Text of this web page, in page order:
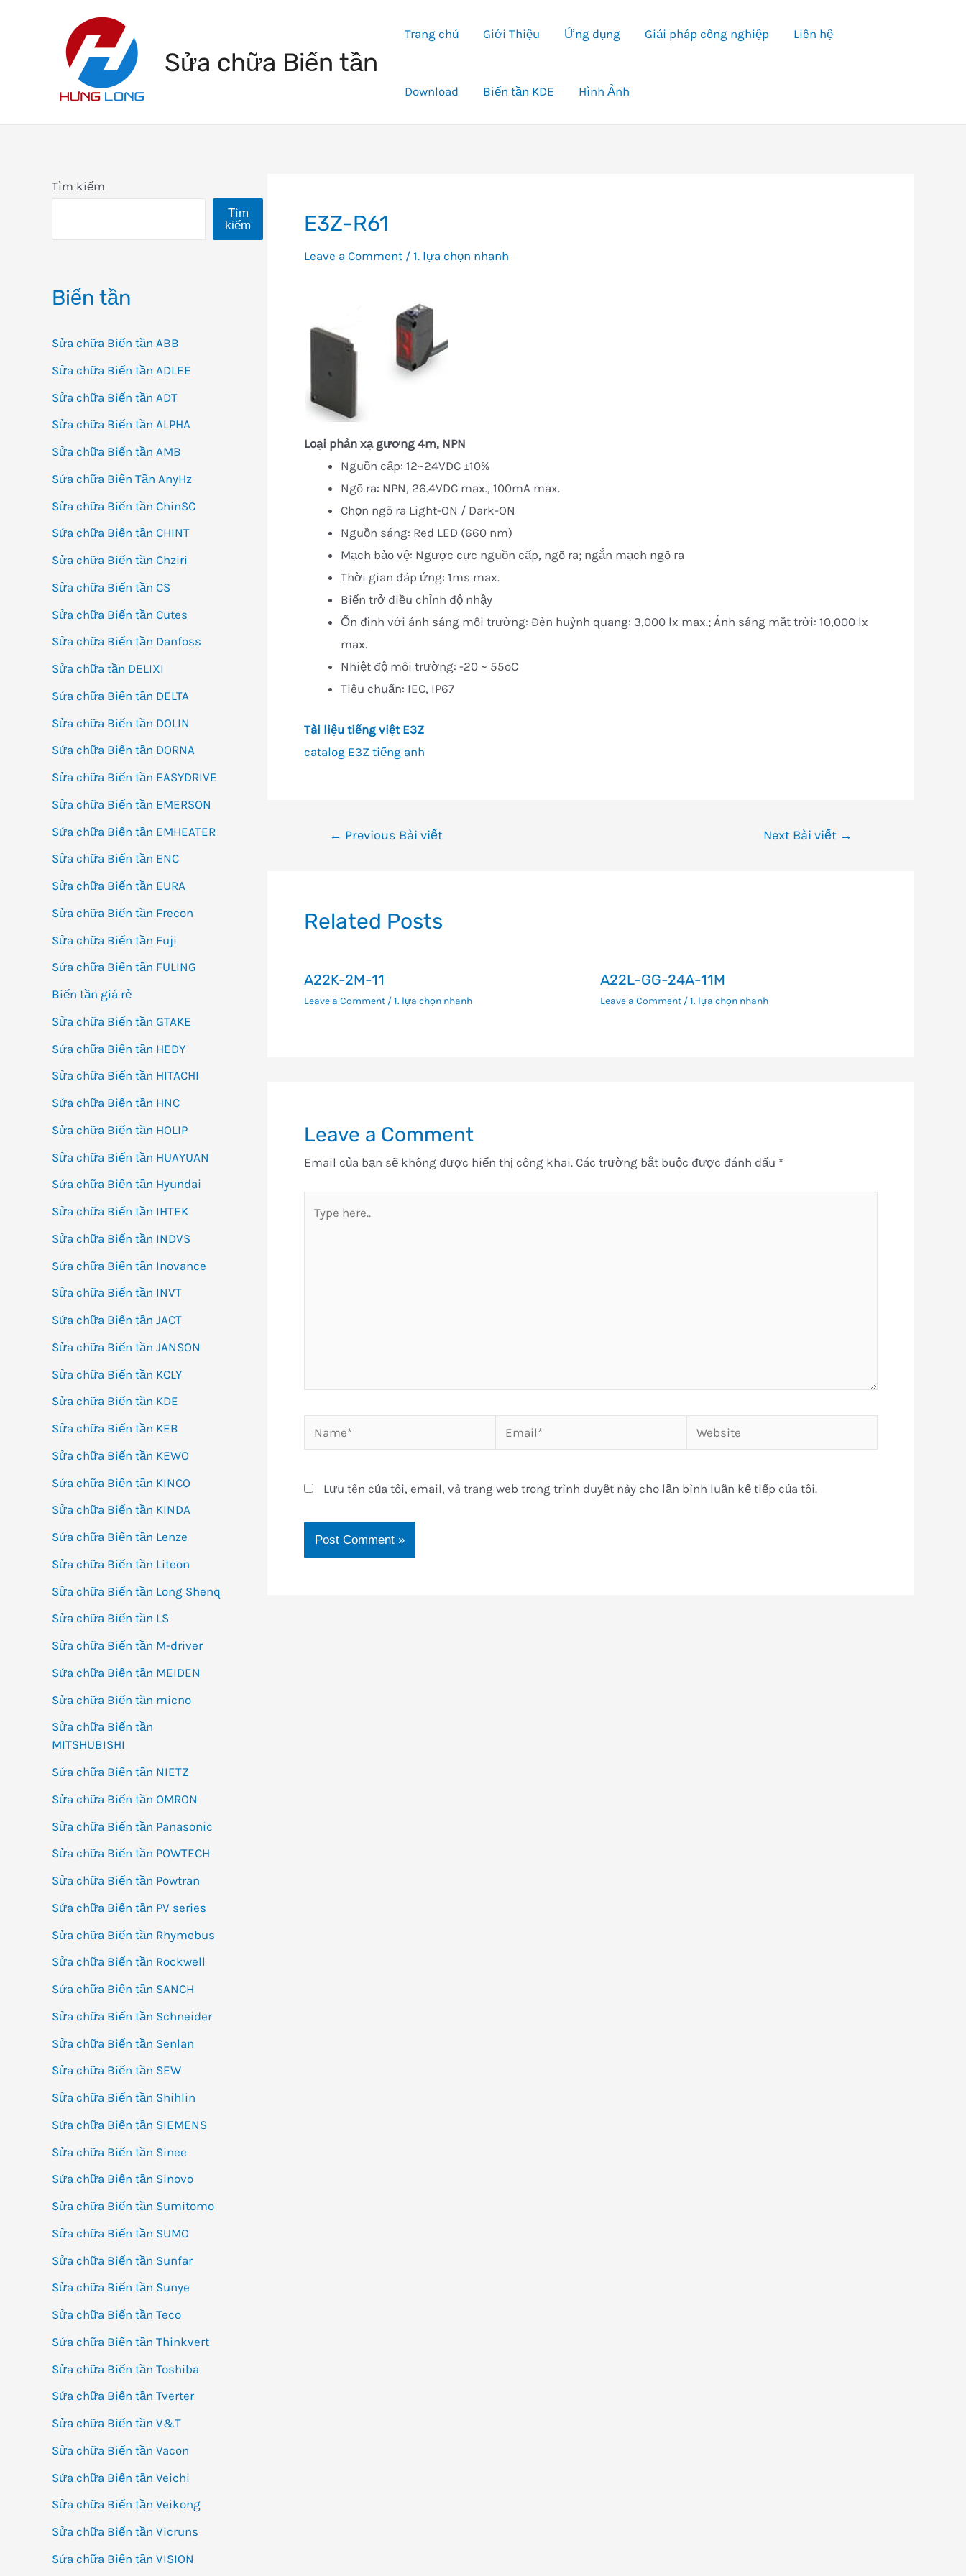
Sửa chữa Biến tần
Trang chủ Giới Thiệu Ứng dụng Giải pháp công nghiệp Liên hệ
Download Biến tần KDE Hình Ảnh
Tìm kiếm
Tìm
kiếm
Biến tần
Sửa chữa Biến tần ABB
Sửa chữa Biến tần ADLEE
Sửa chữa Biến tần ADT
Sửa chữa Biến tần ALPHA
Sửa chữa Biến tần AMB
Sửa chữa Biến Tần AnyHz
Sửa chữa Biến tần ChinSC
Sửa chữa Biến tần CHINT
Sửa chữa Biến tần Chziri
Sửa chữa Biến tần CS
Sửa chữa Biến tần Cutes
Sửa chữa Biến tần Danfoss
Sửa chữa tần DELIXI
Sửa chữa Biến tần DELTA
Sửa chữa Biến tần DOLIN
Sửa chữa Biến tần DORNA
Sửa chữa Biến tần EASYDRIVE
Sửa chữa Biến tần EMERSON
Sửa chữa Biến tần EMHEATER
Sửa chữa Biến tần ENC
Sửa chữa Biến tần EURA
Sửa chữa Biến tần Frecon
Sửa chữa Biến tần Fuji
Sửa chữa Biến tần FULING
Biến tần giá rẻ
Sửa chữa Biến tần GTAKE
Sửa chữa Biến tần HEDY
Sửa chữa Biến tần HITACHI
Sửa chữa Biến tần HNC
Sửa chữa Biến tần HOLIP
Sửa chữa Biến tần HUAYUAN
Sửa chữa Biến tần Hyundai
Sửa chữa Biến tần IHTEK
Sửa chữa Biến tần INDVS
Sửa chữa Biến tần Inovance
Sửa chữa Biến tần INVT
Sửa chữa Biến tần JACT
Sửa chữa Biến tần JANSON
Sửa chữa Biến tần KCLY
Sửa chữa Biến tần KDE
Sửa chữa Biến tần KEB
Sửa chữa Biến tần KEWO
Sửa chữa Biến tần KINCO
Sửa chữa Biến tần KINDA
Sửa chữa Biến tần Lenze
Sửa chữa Biến tần Liteon
Sửa chữa Biến tần Long Shenq
Sửa chữa Biến tần LS
Sửa chữa Biến tần M-driver
Sửa chữa Biến tần MEIDEN
Sửa chữa Biến tần micno
Sửa chữa Biến tần
MITSHUBISHI
Sửa chữa Biến tần NIETZ
Sửa chữa Biến tần OMRON
Sửa chữa Biến tần Panasonic
Sửa chữa Biến tần POWTECH
Sửa chữa Biến tần Powtran
Sửa chữa Biến tần PV series
Sửa chữa Biến tần Rhymebus
Sửa chữa Biến tần Rockwell
Sửa chữa Biến tần SANCH
Sửa chữa Biến tần Schneider
Sửa chữa Biến tần Senlan
Sửa chữa Biến tần SEW
Sửa chữa Biến tần Shihlin
Sửa chữa Biến tần SIEMENS
Sửa chữa Biến tần Sinee
Sửa chữa Biến tần Sinovo
Sửa chữa Biến tần Sumitomo
Sửa chữa Biến tần SUMO
Sửa chữa Biến tần Sunfar
Sửa chữa Biến tần Sunye
Sửa chữa Biến tần Teco
Sửa chữa Biến tần Thinkvert
Sửa chữa Biến tần Toshiba
Sửa chữa Biến tần Tverter
Sửa chữa Biến tần V&T
Sửa chữa Biến tần Vacon
Sửa chữa Biến tần Veichi
Sửa chữa Biến tần Veikong
Sửa chữa Biến tần Vicruns
Sửa chữa Biến tần VISION
E3Z-R61
Leave a Comment / 1. lựa chọn nhanh
Loại phản xạ gương 4m, NPN
Nguồn cấp: 12~24VDC ±10%
Ngõ ra: NPN, 26.4VDC max., 100mA max.
Chọn ngõ ra Light-ON / Dark-ON
Nguồn sáng: Red LED (660 nm)
Mạch bảo vệ: Ngược cực nguồn cấp, ngõ ra; ngắn mạch ngõ ra
Thời gian đáp ứng: 1ms max.
Biến trở điều chỉnh độ nhậy
Ổn định với ánh sáng môi trường: Đèn huỳnh quang: 3,000 lx max.; Ánh sáng mặt trời: 10,000 lx
max.
Nhiệt độ môi trường: -20 ~ 55oC
Tiêu chuẩn: IEC, IP67
Tài liệu tiếng việt E3Z
catalog E3Z tiếng anh
Điều← Previous Bài viết Next Bài viết →
Related Posts
A22K-2M-11
Leave a Comment /1. lựa chọn nhanh
A22L-GG-24A-11M
Leave a Comment /1. lựa chọn nhanh
Leave a Comment
Email của bạn sẽ không được hiển thị công khai. Các trường bắt buộc được đánh dấu *
here..
Name* Email* Website
Lưu tên của tôi, email, và trang web trong trình duyệt này cho lần bình luận kế tiếp của tôi.